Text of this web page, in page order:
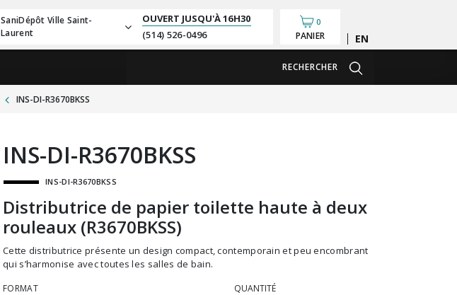
SaniDépôt Ville Saint-
Laurent
OUVERT JUSQU'À16H30
(514) 526-0496
0
PANIER English
RECHERCHER
INS-DI-R3670BKSS
INS-DI-R3670BKSS
INS-DI-R3670BKSS
Distributrice de papier toilette haute à deux
rouleaux (R3670BKSS)
Cette distributrice présente un design compact, contemporain et peu encombrant
qui s’harmonise avec toutes les salles de bain.
FORMAT
QUANTITÉ